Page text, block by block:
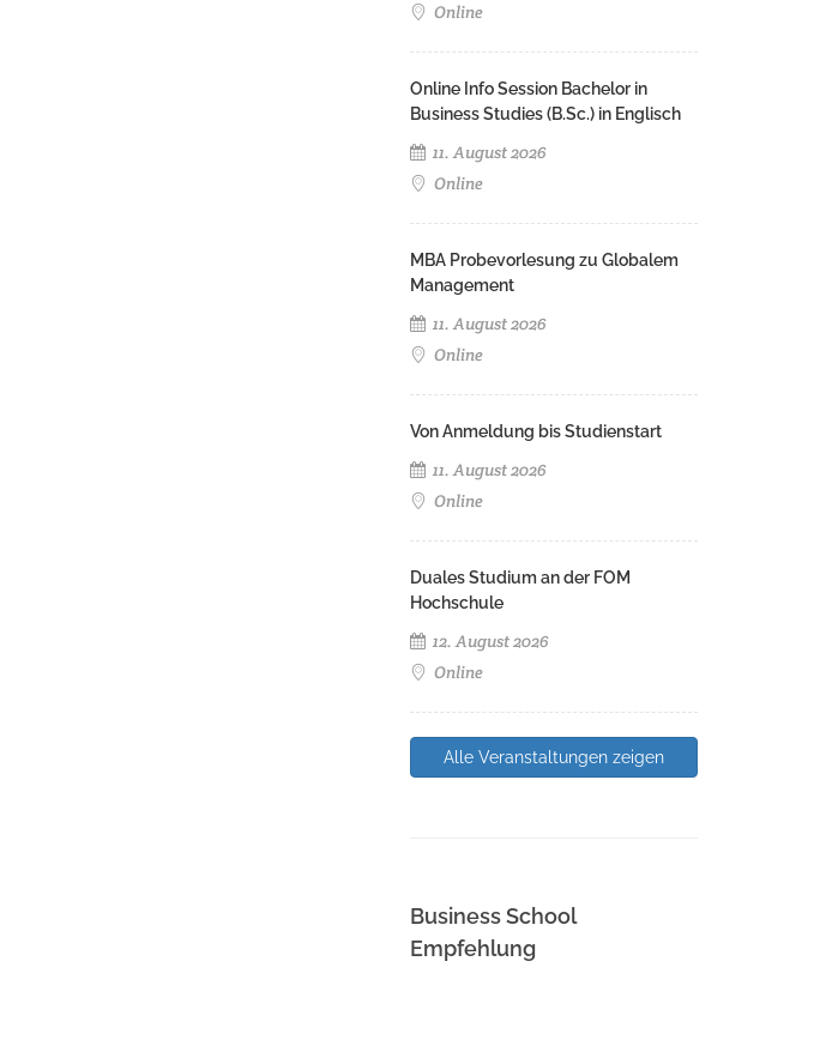
Online
Online Info Session Bachelor in
Business Studies (B.Sc.) in Englisch
11. August 2026
Online
MBA Probevorlesung zu Globalem
Management
11. August 2026
Online
Von Anmeldung bis Studienstart
11. August 2026
Online
Duales Studium an der FOM
Hochschule
12. August 2026
Online
Alle Veranstaltungen zeigen
Business School
Empfehlung